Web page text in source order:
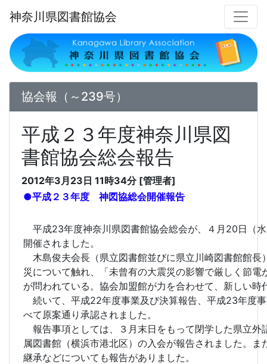
神奈川県図書館協会
協会報（～239号）
平成２３年度神奈川県図
書館協会総会報告
2012年3月23日 11時34分 [管理者]
●平成２３年度 神図協総会開催報告
平成23年度神奈川県図書館協会総会が、４月20日（
開催されました。
木島俊夫会長（県立図書館並びに県立川崎図書館館長
災について触れ、「未曾有の大震災の影響で厳しく節
が問われている。協会加盟館が力を合わせて、新しい
続いて、平成22年度事業及び決算報告、平成23年度
べて原案通り承認されました。
報告事項としては、３月末日をもって閉学した県立
属図書館（横浜市港北区）の入会が報告されました。
継承などについても報告がありました。